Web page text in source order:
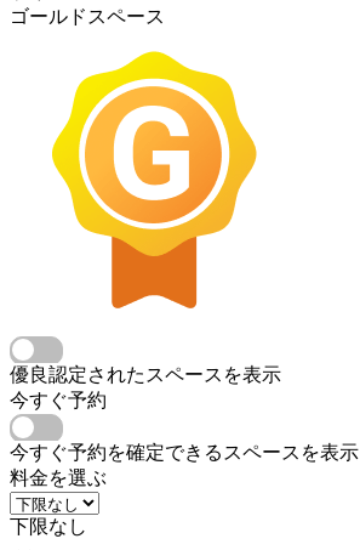
ゴールドスペース
優良認定されたスペースを表示
今すぐ予約
今すぐ予約を確定できるスペースを表示
料金を選ぶ
下限なし